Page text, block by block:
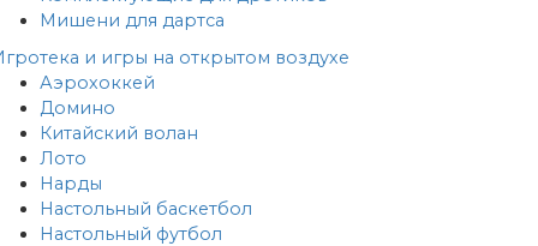
Мишени для дартса
и игры на открытом воздухе
Аэрохоккей
Домино
Китайский волан
Лото
Нарды
Настольный баскетбол
Настольный футбол